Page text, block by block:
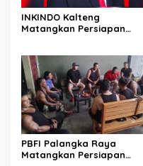
INKINDO Kalteng
Matangkan Persiapan
PBFI Palangka Raya
Matangkan Persiapan